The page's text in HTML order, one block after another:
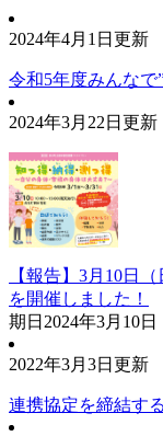
2024年4月1日更新
令和5年度みんな
2024年3月22日更新
【報告】3月10日
を開催しました！
期日 2024年3月10日
2022年3月3日更新
連携協定を締結す